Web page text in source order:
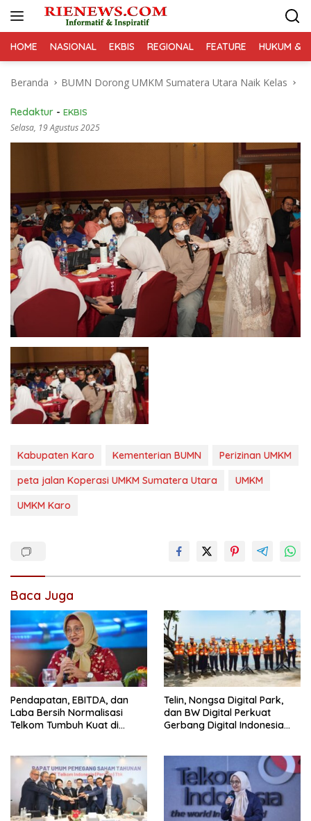
HOME NASIONAL EKBIS REGIONAL FEATURE HUKUM &
Beranda BUMN Dorong UMKM Sumatera Utara Naik Kelas
Redaktur - EKBIS
Selasa, 19 Agustus 2025
Kabupaten Karo Kementerian BUMN
Perizinan UMKM
peta jalan Koperasi UMKM Sumatera Utara
UMKM
UMKM Karo
Baca Juga
Pendapatan, EBITDA, dan
Laba Bersih Normalisasi
Telkom Tumbuh Kuat di
Telin, Nongsa Digital Park,
dan BW Digital Perkuat
Gerbang Digital Indonesia